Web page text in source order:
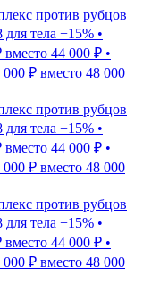
против рубцов
тела −15% •
44 000 ₽ •
₽ вместо 48 000
против рубцов
тела −15% •
44 000 ₽ •
₽ вместо 48 000
против рубцов
тела −15% •
44 000 ₽ •
₽ вместо 48 000